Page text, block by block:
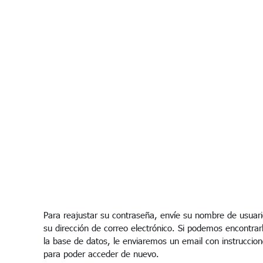
Para reajustar su contraseña, envíe su nombre de
su dirección de correo electrónico. Si podemos
la base de datos, le enviaremos un email con
para poder acceder de nuevo.